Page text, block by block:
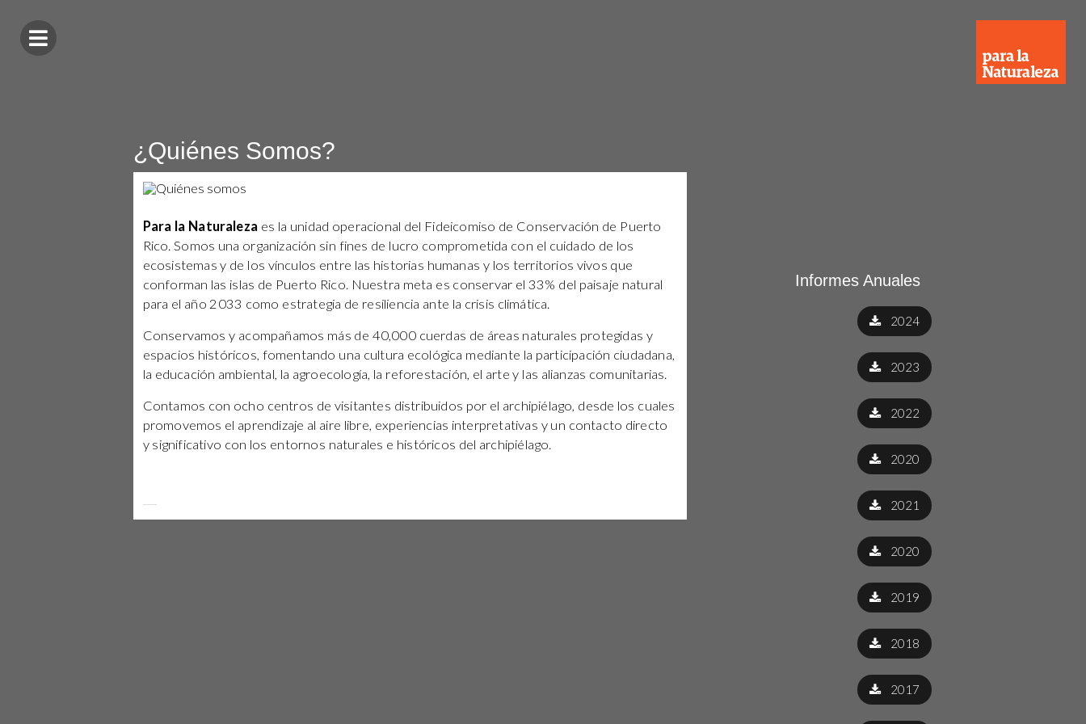
¿Quiénes Somos?
Para la Naturaleza es la unidad operacional del Fideicomiso de Conservación de Puerto
Rico. Somos una organización sin fines de lucro comprometida con el cuidado de los
ecosistemas y de los vínculos entre las historias humanas y los territorios vivos que
conforman las islas de Puerto Rico. Nuestra meta es conservar el 33% del paisaje natural
para el año 2033 como estrategia de resiliencia ante la crisis climática.
Conservamos y acompañamos más de 40,000 cuerdas de áreas naturales protegidas y
espacios históricos, fomentando una cultura ecológica mediante la participación ciudadana,
la educación ambiental, la agroecología, la reforestación, el arte y las alianzas comunitarias.
Contamos con ocho centros de visitantes distribuidos por el archipiélago, desde los cuales
promovemos el aprendizaje al aire libre, experiencias interpretativas y un contacto directo
y significativo con los entornos naturales e históricos del archipiélago.
Informes Anuales
2024
2023
2022
2020
2021
2020
2019
2018
2017